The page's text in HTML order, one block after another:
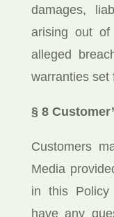
damages,
arising out
alleged
warranties set
§ 8
Customers
Media
in this
have any